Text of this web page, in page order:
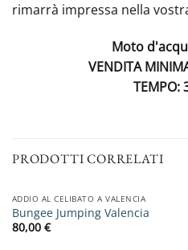
rimarrà impressa nella
Moto
VENDITA
TEMPO:
PRODOTTI CORRELATI
ADDIO AL CELIBATO A VALENCIA
Bungee Jumping Valencia
80,00 €